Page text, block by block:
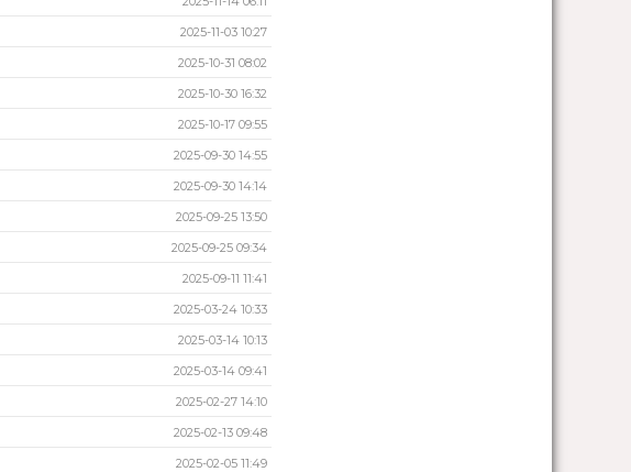
2025-11-03 10:27
2025-10-31 08:02
2025-10-30 16:32
2025-10-17 09:55
2025-09-30 14:55
2025-09-30 14:14
2025-09-25 13:50
2025-09-25 09:34
2025-09-11 11:41
2025-03-24 10:33
2025-03-14 10:13
2025-03-14 09:41
2025-02-27 14:10
2025-02-13 09:48
2025-02-05 11:49